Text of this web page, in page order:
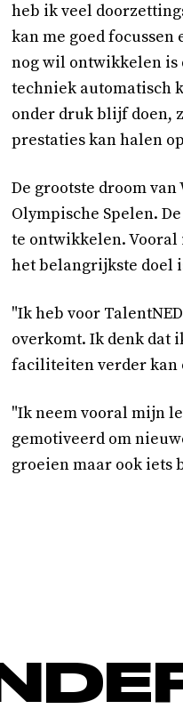
heb ik veel
kan me goed
nog wil ontwikkelen is
techniek automatisch
onder druk blijf doen,
prestaties kan halen
De grootste droom
Olympische Spelen.
te ontwikkelen.
het belangrijkste doel
"Ik heb voor
overkomt. Ik denk dat
faciliteiten verder kan
"Ik neem vooral mijn
gemotiveerd om
groeien maar ook iets